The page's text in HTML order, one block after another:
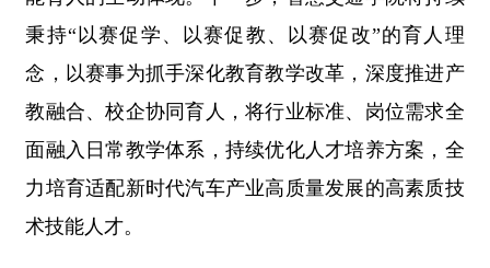
秉持“以赛促学、以赛促教、以赛促改”的育人理
念，以赛事为抓手深化教育教学改革，深度推进产
教融合、校企协同育人，将行业标准、岗位需求全
面融入日常教学体系，持续优化人才培养方案，全
力培育适配新时代汽车产业高质量发展的高素质技
术技能人才。